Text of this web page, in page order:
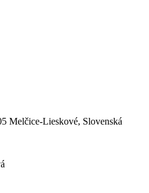
Melčice-Lieskové, Slovenská